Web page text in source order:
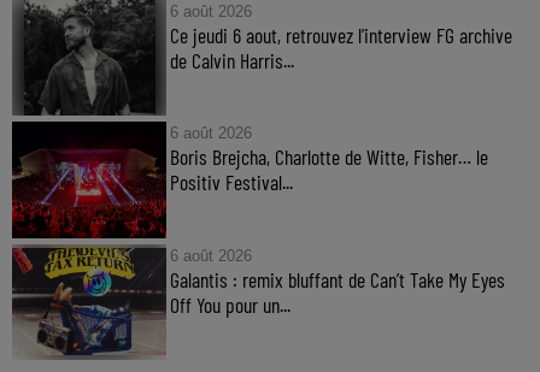
6 août 2026
Ce jeudi 6 aout, retrouvez l'interview FG archive
de Calvin Harris...
6 août 2026
Boris Brejcha, Charlotte de Witte, Fisher… le
Positiv Festival...
6 août 2026
Galantis : remix bluffant de Can’t Take My Eyes
Off You pour un...